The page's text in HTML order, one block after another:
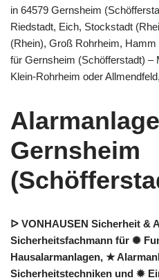
in 64579 Gernsheim
Riedstadt, Eich, Stockstadt
(Rhein), Groß Rohrheim, Hamm
für Gernsheim (Schöfferstadt) –
Klein-Rohrheim oder
Gernsheim
ᐅ VONHAUSEN Sicherheit &
Sicherheitsfachmann für ✺
Hausalarmanlagen, ★
Sicherheitstechniken und ✹